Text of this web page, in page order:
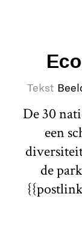
Tekst
De 30
een
de